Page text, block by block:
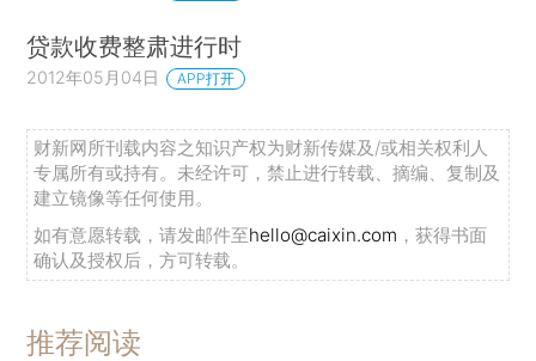
贷款收费整肃进行时
2012年05月04日 APP打开
财新网所刊载内容之知识产权为财新传媒及/或相关权利人
专属所有或持有。未经许可，禁止进行转载、摘编、复制及
建立镜像等任何使用。
如有意愿转载，请发邮件至hello@caixin.com ，获得书面
确认及授权后，方可转载。
推荐阅读